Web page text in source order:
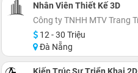
Nhân Viên Thiết Kế 3D
Công ty TNHH MTV Trang
12 - 30 Triệu
Đà Nẵng